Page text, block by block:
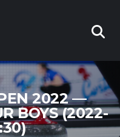
2022 —
BOYS (2022-